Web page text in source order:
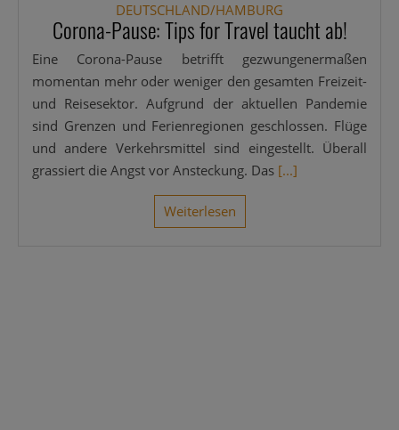
DEUTSCHLAND/HAMBURG
Corona-Pause: Tips for Travel taucht ab!
Eine Coro­­na-Pau­­se betrifft gezwun­ge­ner­ma­ßen
momen­tan mehr oder weni­ger den gesam­ten Frei­­zeit-
und Rei­se­sek­tor. Auf­grund der aktu­el­len Pan­de­mie
sind Gren­zen und Feri­en­re­gio­nen geschlos­sen. Flü­ge
und ande­re Ver­kehrs­mit­tel sind ein­ge­stellt. Über­all
gras­siert die Angst vor Anste­ckung. Das [...]
Wei­ter­le­sen